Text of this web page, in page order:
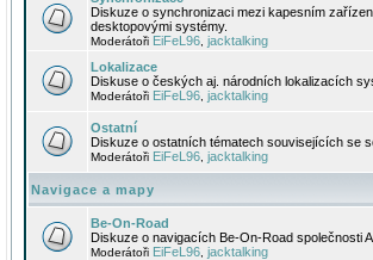
Diskuze o synchronizaci mezi kapesním
desktopovými systémy.
Moderátoři EiFeL96 jacktalking
Lokalizace
Diskuse o českých aj. národních lokalizacích
Moderátoři EiFeL96 jacktalking
Ostatní
Diskuze o ostatních tématech souvisejících se
Moderátoři EiFeL96 jacktalking
Navigace a mapy
Be-On-Road
Diskuze o navigacích Be-On-Road společnosti
Moderátoři EiFeL96 jacktalking